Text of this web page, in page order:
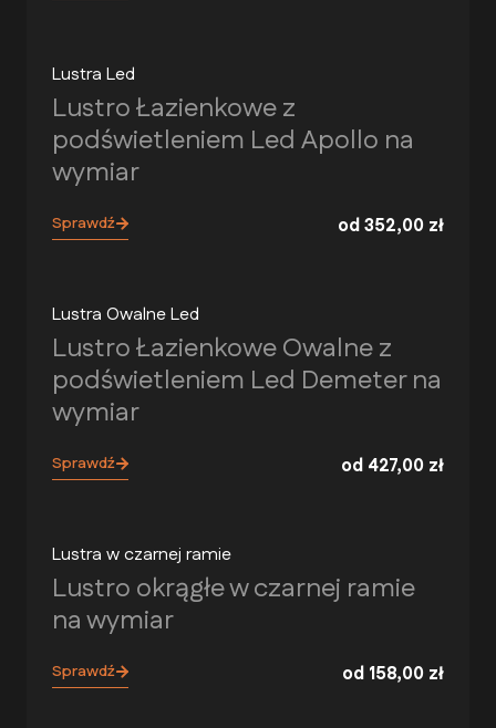
Lustra Led
Lustro Łazienkowe z
podświetleniem Led Apollo na
wymiar
Sprawdź od352,00 zł
Lustra Owalne Led
Lustro Łazienkowe Owalne z
podświetleniem Led Demeter na
wymiar
Sprawdź od 427,00 zł
Lustra w czarnej ramie
Lustro okrągłe w czarnej ramie
na wymiar
Sprawdź od 158,00 zł